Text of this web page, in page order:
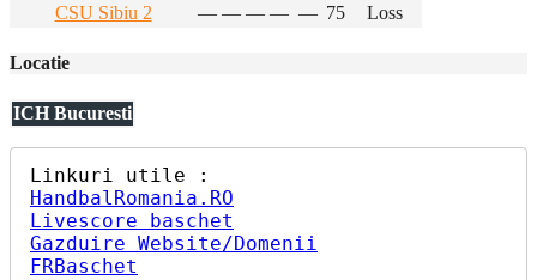
CSU Sibiu 2
— — — — — 75 Loss
Locatie
ICH Bucuresti
HandbalRomania.RO
Livescore baschet
Gazduire Website/Domenii
FRBaschet